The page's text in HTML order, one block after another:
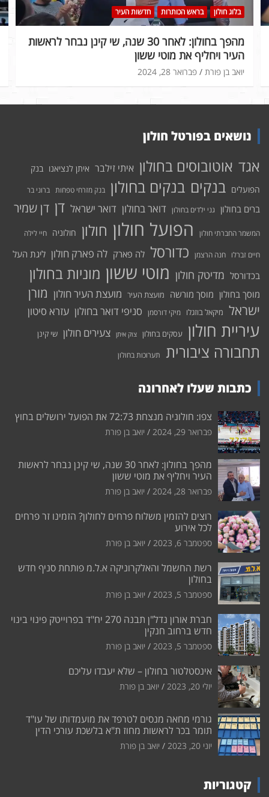
בלוג חולון בראש הכותרות חדשות העיר
מהפך בחולון: לאחר 30 שנה, שי קינן נבחר לראשות
העיר ויחליף את מוטי ששון
פברואר 28, 2024 יואב בן פורת
נושאים בפורטל חולון
אגד אוטובוסים בחולון איתי זילבר איתן לנציאנו בנק
הפועלים בנקים בנקים בחולון בנק מזרחי טפחות ברוני בר
ברים בחולון גני ילדים בחולון דואר בחולון דואר ישראל דן דן שמיר
המשמר החברתי חולון הפועל חולון חולון חולוניה חיי לילה
חיים זברלו חנה הרצמן כדורסל לה פארק לה פארק חולון ליגת העל
בכדורסל מדיטק חולון מוטי ששון מוניות בחולון
מוסך בחולון מוסך מורשה מועצת העיר מועצת העיר חולון מורן
ישראל מיקאל בוזגלו מיקי דורסמן סניפי דואר בחולון עזרא סיטון
עיריית חולון עסקים בחולון צוק איתן צעירים חולון שי קינן
תחבורה ציבורית תערוכות בחולון
כתבות שעלו לאחרונה
צפו: חולוניה מנצחת 72:73 את הפועל ירושלים בחוץ
פברואר 29, 2024 יואב בן פורת
מהפך בחולון: לאחר 30 שנה, שי קינן נבחר לראשות
העיר ויחליף את מוטי ששון
פברואר 28, 2024 יואב בן פורת
רוצים להזמין משלוח פרחים לחולון? הזמינו זר פרחים
לכל אירוע
ספטמבר 6, 2023 יואב בן פורת
רשת החשמל והאלקרוניקה א.ל.מ פותחת סניף חדש
בחולון
ספטמבר 5, 2023 יואב בן פורת
חברת אורון נדל"ן תבנה 270 יח"ד בפרוייטק פינוי בינוי
חדש ברחוב חנקין
ספטמבר 5, 2023 יואב בן פורת
אינסטלטור בחולון – שלא יעבדו עליכם
יולי 20, 2023 יואב בן פורת
גורמי מחאה מנסים לטרפד את מועמדותו של עו"ד
תומר בכר לראשות מחוז ת"א בלשכת עורכי הדין
יוני 20, 2023 יואב בן פורת
קטגוריות